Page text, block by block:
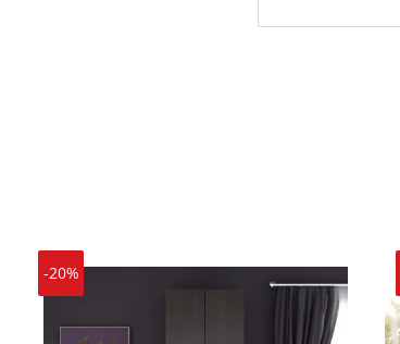
-20%